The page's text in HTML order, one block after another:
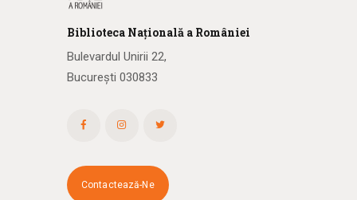
Biblioteca Națională a României
Bulevardul Unirii 22,
București 030833
Contactează-Ne